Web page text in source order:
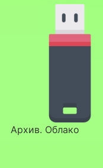
Архив. Облако